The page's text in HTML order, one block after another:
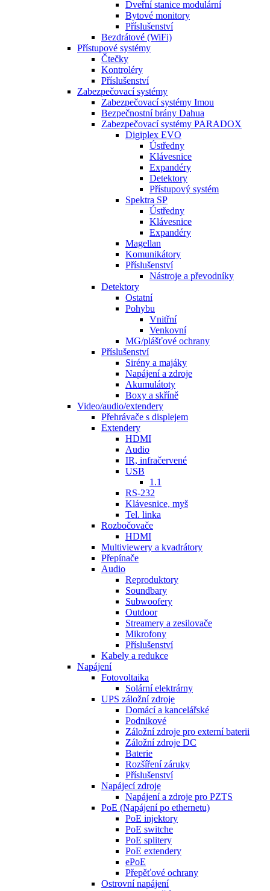
Dveřní stanice modulární
Bytové monitory
Příslušenství
Bezdrátové (WiFi)
Přístupové systémy
Čtečky
Kontroléry
Příslušenství
Zabezpečovací systémy
Zabezpečovací systémy Imou
Bezpečnostní brány Dahua
Zabezpečovací systémy PARADOX
Digiplex EVO
Ústředny
Klávesnice
Expandéry
Detektory
Přístupový systém
Spektra SP
Ústředny
Klávesnice
Expandéry
Magellan
Komunikátory
Příslušenství
Nástroje a převodníky
Detektory
Ostatní
Pohybu
Vnitřní
Venkovní
MG/plášťové ochrany
Příslušenství
Sirény a majáky
Napájení a zdroje
Akumulátoty
Boxy a skříně
Video/audio/extendery
Přehrávače s displejem
Extendery
HDMI
Audio
IR, infračervené
USB
1.1
RS-232
Klávesnice, myš
Tel. linka
Rozbočovače
HDMI
Multiviewery a kvadrátory
Přepínače
Audio
Reproduktory
Soundbary
Subwoofery
Outdoor
Streamery a zesilovače
Mikrofony
Příslušenství
Kabely a redukce
Napájení
Fotovoltaika
Solární elektrárny
UPS záložní zdroje
Domácí a kancelářské
Podnikové
Záložní zdroje pro externí baterii
Záložní zdroje DC
Baterie
Rozšíření záruky
Příslušenství
Napájecí zdroje
Napájení a zdroje pro PZTS
PoE (Napájení po ethernetu)
PoE injektory
PoE switche
PoE splitery
PoE extendery
ePoE
Přepěťové ochrany
Ostrovní napájení